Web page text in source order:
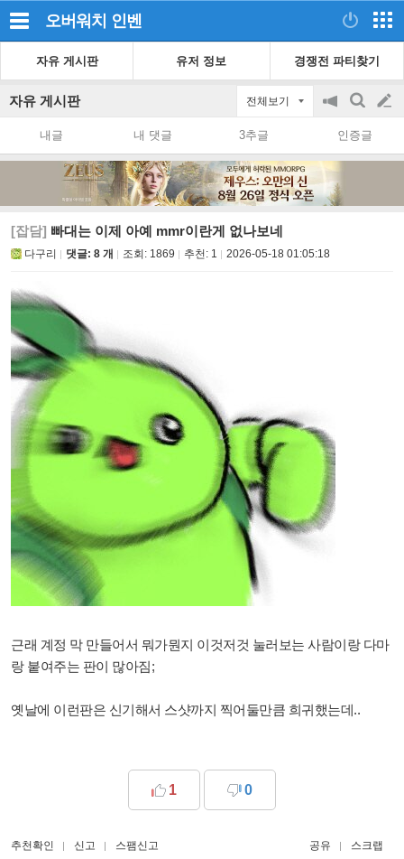
오버워치 인벤
자유 게시판 유저 정보 경쟁전 파티찾기
자유 게시판 전체보기
공
on/off
검
색
글
쓰
내글 내 댓글 3추글 인증글
[잡담] 빠대는 이제 아예 mmr이란게 없나보네
다구리 댓글: 8 개 조회: 1869 추천: 1 2026-05-18 01:05:18
근래 계정 막 만들어서 뭐가뭔지 이것저것 눌러보는 사람이랑 다마
랑 붙여주는 판이 많아짐;
옛날에 이런판은 신기해서 스샷까지 찍어둘만큼 희귀했는데..
1 0
추천확인 신고 스팸신고 공유 스크랩